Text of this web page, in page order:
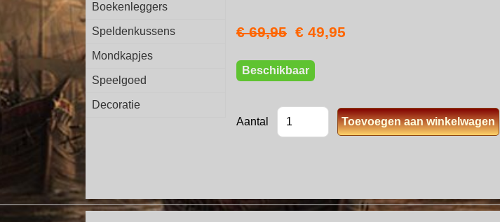
Boekenleggers
Speldenkussens
Mondkapjes
Speelgoed
Decoratie
€ 69,95 € 49,95
Beschikbaar
Aantal